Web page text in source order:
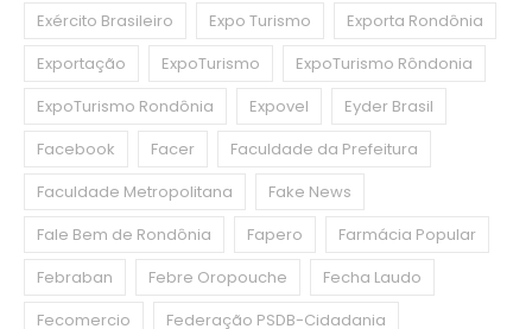
Exército Brasileiro
Expo Turismo
Exporta Rondônia
Exportação
ExpoTurismo
ExpoTurismo Rôndonia
ExpoTurismo Rondônia
Expovel
Eyder Brasil
Facebook
Facer
Faculdade da Prefeitura
Faculdade Metropolitana
Fake News
Fale Bem de Rondônia
Fapero
Farmácia Popular
Febraban
Febre Oropouche
Fecha Laudo
Fecomercio
Federação PSDB-Cidadania